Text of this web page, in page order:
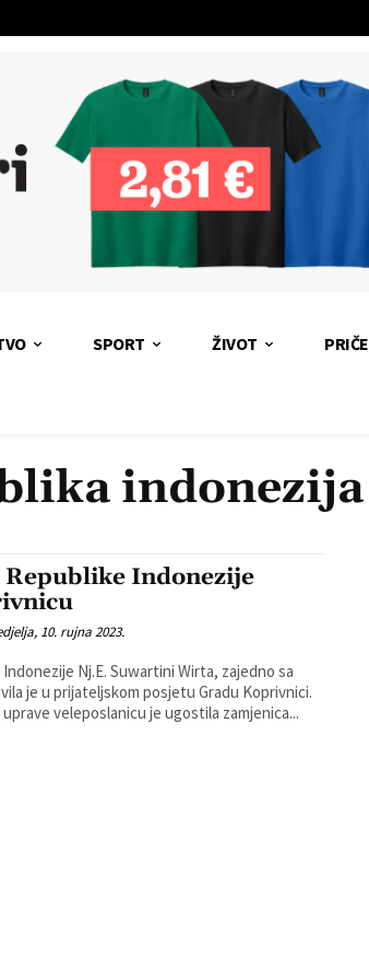
SPORT ŽIVOT PRIČE
indonezija
Indonezije
10. rujna 2023.
Nj.E. Suwartini Wirta, zajedno sa
je u prijateljskom posjetu Gradu Koprivnici.
veleposlanicu je ugostila zamjenica...